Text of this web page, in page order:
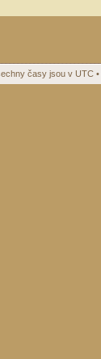
časy jsou v UTC •